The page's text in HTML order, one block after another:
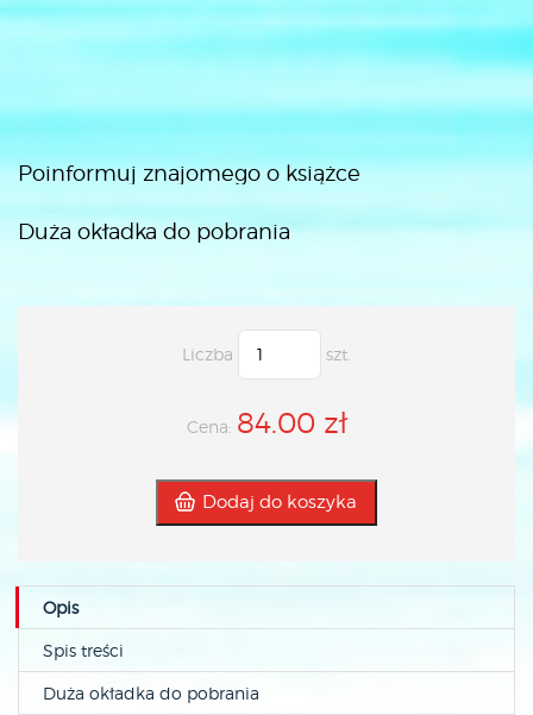
Poinformuj znajomego o książce
Duża okładka do pobrania
Liczba szt.
Cena: 84.00 zł
Dodaj do koszyka
Opis
Spis treści
Duża okładka do pobrania